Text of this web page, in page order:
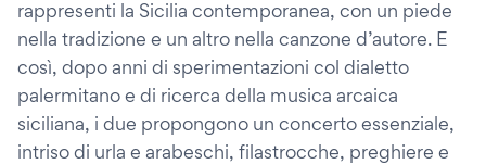
rappresenti la Sicilia contemporanea, con un piede
nella tradizione e un altro nella canzone d’autore. E
così, dopo anni di sperimentazioni col dialetto
palermitano e di ricerca della musica arcaica
siciliana, i due propongono un concerto essenziale,
intriso di urla e arabeschi, filastrocche, preghiere e